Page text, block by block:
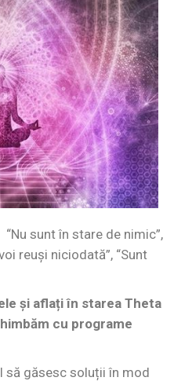
sunt în stare de nimic”,
reuși niciodată”, “Sunt
și aflați în starea Theta
cu programe
să găsesc soluții în mod